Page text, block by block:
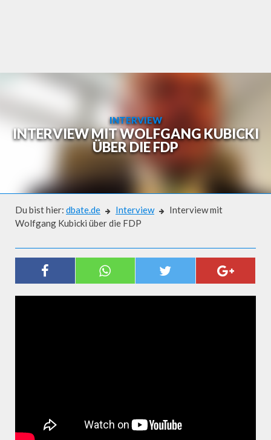
INTERVIEW
INTERVIEW MIT WOLFGANG KUBICKI
ÜBER DIE FDP
Du bist hier: dbate.de Interview
Interview mit
Wolfgang Kubicki über die FDP
INTERVIEW MIT WOLFGANG
KUBICKI ÜBER DIE FDP